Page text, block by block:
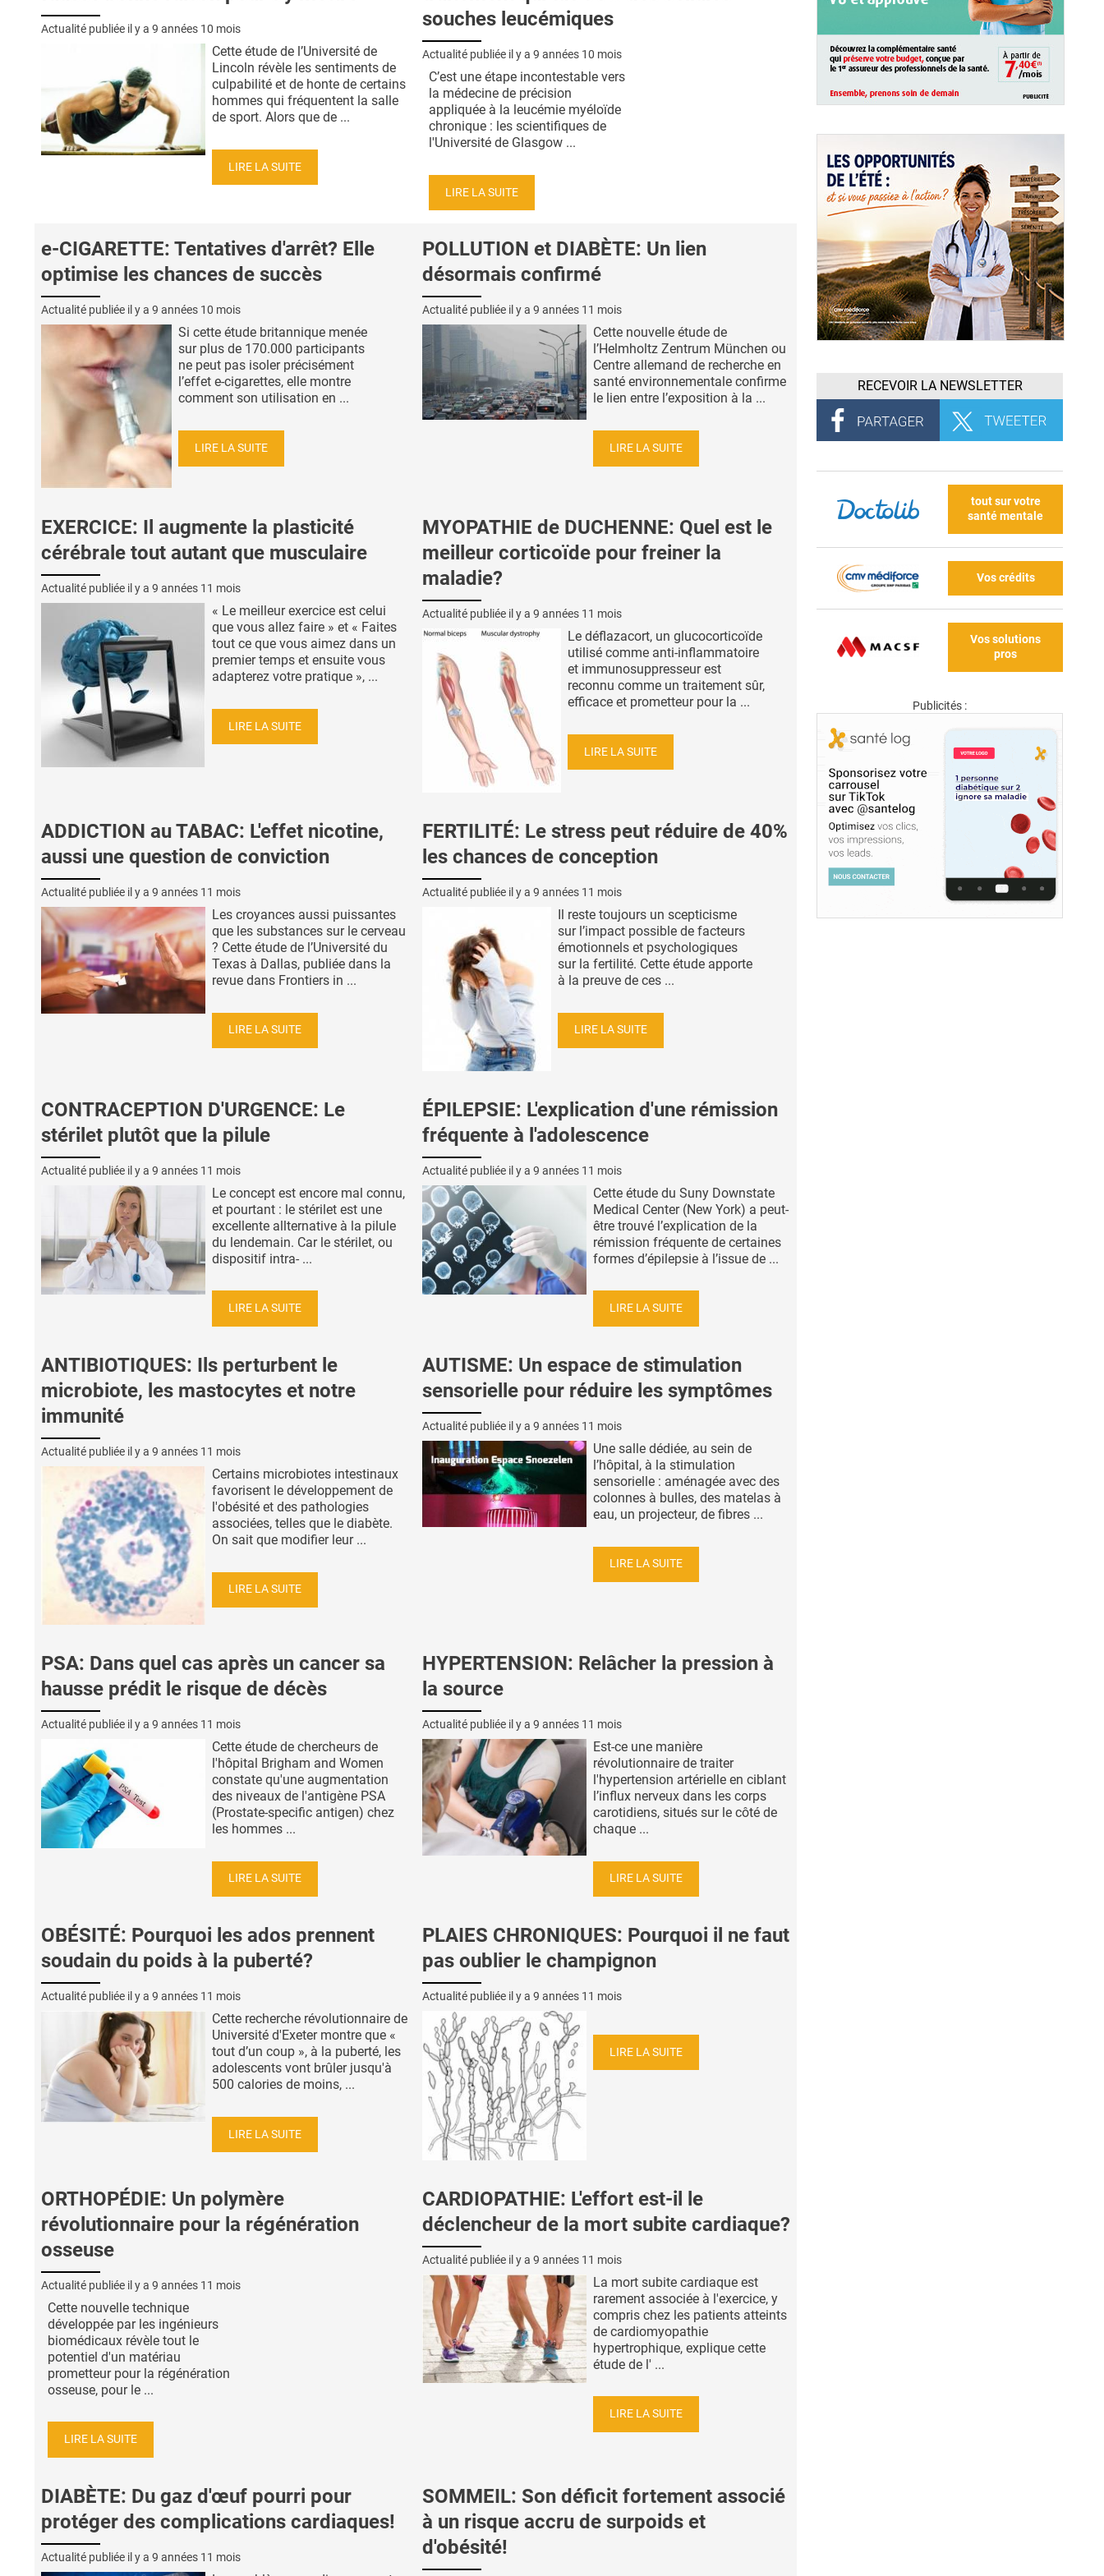
Actualité publiée il y a 9 années 10 mois
Cette étude de l’Université de
Lincoln révèle les sentiments de
culpabilité et de honte de certains
hommes qui fréquentent la salle
de sport. Alors que de ...
LIRE LA SUITE
souches leucémiques
Actualité publiée il y a 9 années 10 mois
C’est une étape incontestable vers
la médecine de précision
appliquée à la leucémie myéloïde
chronique : les scientifiques de
l'Université de Glasgow ...
LIRE LA SUITE
e-CIGARETTE: Tentatives d'arrêt? Elle
optimise les chances de succès
Actualité publiée il y a 9 années 10 mois
Si cette étude britannique menée
sur plus de 170.000 participants
ne peut pas isoler précisément
l’effet e-cigarettes, elle montre
comment son utilisation en ...
LIRE LA SUITE
POLLUTION et DIABÈTE: Un lien
désormais confirmé
Actualité publiée il y a 9 années 11 mois
Cette nouvelle étude de
l’Helmholtz Zentrum München ou
Centre allemand de recherche en
santé environnementale confirme
le lien entre l’exposition à la ...
LIRE LA SUITE
EXERCICE: Il augmente la plasticité
cérébrale tout autant que musculaire
Actualité publiée il y a 9 années 11 mois
« Le meilleur exercice est celui
que vous allez faire » et « Faites
tout ce que vous aimez dans un
premier temps et ensuite vous
adapterez votre pratique », ...
LIRE LA SUITE
MYOPATHIE de DUCHENNE: Quel est le
meilleur corticoïde pour freiner la
maladie?
Actualité publiée il y a 9 années 11 mois
Le déflazacort, un glucocorticoïde
utilisé comme anti-inflammatoire
et immunosuppresseur est
reconnu comme un traitement sûr,
efficace et prometteur pour la ...
LIRE LA SUITE
ADDICTION au TABAC: L'effet nicotine,
aussi une question de conviction
Actualité publiée il y a 9 années 11 mois
Les croyances aussi puissantes
que les substances sur le cerveau
? Cette étude de l’Université du
Texas à Dallas, publiée dans la
revue dans Frontiers in ...
LIRE LA SUITE
FERTILITÉ: Le stress peut réduire de 40%
les chances de conception
Actualité publiée il y a 9 années 11 mois
Il reste toujours un scepticisme
sur l’impact possible de facteurs
émotionnels et psychologiques
sur la fertilité. Cette étude apporte
à la preuve de ces ...
LIRE LA SUITE
CONTRACEPTION D'URGENCE: Le
stérilet plutôt que la pilule
Actualité publiée il y a 9 années 11 mois
Le concept est encore mal connu,
et pourtant : le stérilet est une
excellente allternative à la pilule
du lendemain. Car le stérilet, ou
dispositif intra- ...
LIRE LA SUITE
ÉPILEPSIE: L'explication d'une rémission
fréquente à l'adolescence
Actualité publiée il y a 9 années 11 mois
Cette étude du Suny Downstate
Medical Center (New York) a peut-
être trouvé l’explication de la
rémission fréquente de certaines
formes d’épilepsie à l’issue de ...
LIRE LA SUITE
ANTIBIOTIQUES: Ils perturbent le
microbiote, les mastocytes et notre
immunité
Actualité publiée il y a 9 années 11 mois
Certains microbiotes intestinaux
favorisent le développement de
l'obésité et des pathologies
associées, telles que le diabète.
On sait que modifier leur ...
LIRE LA SUITE
AUTISME: Un espace de stimulation
sensorielle pour réduire les symptômes
Actualité publiée il y a 9 années 11 mois
Une salle dédiée, au sein de
l’hôpital, à la stimulation
sensorielle : aménagée avec des
colonnes à bulles, des matelas à
eau, un projecteur, de fibres ...
LIRE LA SUITE
PSA: Dans quel cas après un cancer sa
hausse prédit le risque de décès
Actualité publiée il y a 9 années 11 mois
Cette étude de chercheurs de
l'hôpital Brigham and Women
constate qu'une augmentation
des niveaux de l'antigène PSA
(Prostate-specific antigen) chez
les hommes ...
LIRE LA SUITE
HYPERTENSION: Relâcher la pression à
la source
Actualité publiée il y a 9 années 11 mois
Est-ce une manière
révolutionnaire de traiter
l'hypertension artérielle en ciblant
l’influx nerveux dans les corps
carotidiens, situés sur le côté de
chaque ...
LIRE LA SUITE
OBÉSITÉ: Pourquoi les ados prennent
soudain du poids à la puberté?
Actualité publiée il y a 9 années 11 mois
Cette recherche révolutionnaire de
Université d'Exeter montre que «
tout d’un coup », à la puberté, les
adolescents vont brûler jusqu'à
500 calories de moins, ...
LIRE LA SUITE
PLAIES CHRONIQUES: Pourquoi il ne faut
pas oublier le champignon
Actualité publiée il y a 9 années 11 mois
LIRE LA SUITE
ORTHOPÉDIE: Un polymère
révolutionnaire pour la régénération
osseuse
Actualité publiée il y a 9 années 11 mois
Cette nouvelle technique
développée par les ingénieurs
biomédicaux révèle tout le
potentiel d'un matériau
prometteur pour la régénération
osseuse, pour le ...
LIRE LA SUITE
CARDIOPATHIE: L'effort est-il le
déclencheur de la mort subite cardiaque?
Actualité publiée il y a 9 années 11 mois
La mort subite cardiaque est
rarement associée à l'exercice, y
compris chez les patients atteints
de cardiomyopathie
hypertrophique, explique cette
étude de l' ...
LIRE LA SUITE
DIABÈTE: Du gaz d'œuf pourri pour
protéger des complications cardiaques!
Actualité publiée il y a 9 années 11 mois
SOMMEIL: Son déficit fortement associé
à un risque accru de surpoids et
d'obésité!
RECEVOIR LA NEWSLETTER
tout sur votre
santé mentale
Vos crédits
Vos solutions
pros
Publicités :